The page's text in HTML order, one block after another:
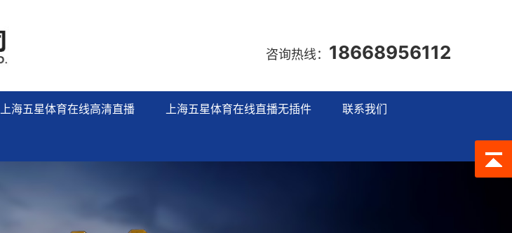
咨询热线： 18668956112
上海五星体育在线高清直播 上海五星体育在线直播无插件 联系我们